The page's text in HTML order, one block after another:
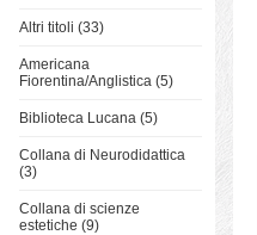
Altri titoli (33)
Americana
Fiorentina/Anglistica (5)
Biblioteca Lucana (5)
Collana di Neurodidattica
(3)
Collana di scienze
estetiche (9)